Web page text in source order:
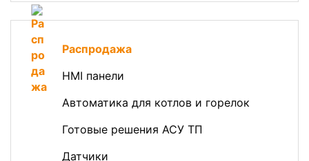
Распродажа
HMI панели
Автоматика для котлов и горелок
Готовые решения АСУ ТП
Датчики